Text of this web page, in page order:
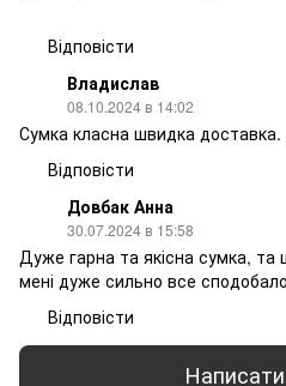
Відповісти
Владислав
08.10.2024 в 14:02
Сумка класна швидка
Відповісти
Довбак Анна
30.07.2024 в 15:58
Дуже гарна та якісна сумка,
мені дуже сильно все
Відповісти
Написати